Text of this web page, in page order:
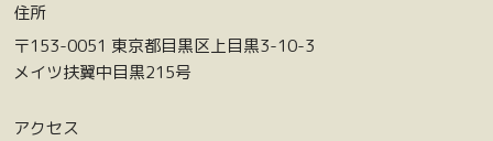
住所
〒153-0051 東京都目黒区上目黒3-10-3
メイツ扶翼中目黒215号
アクセス